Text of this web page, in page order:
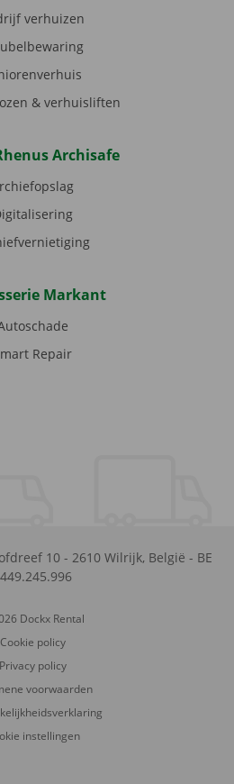
verhuizen
& verhuisliften
Archisafe
Markant
Repair
10 - 2610 Wilrijk, België - BE
Dockx Rental
Cookie policy
Privacy policy
voorwaarden
instellingen